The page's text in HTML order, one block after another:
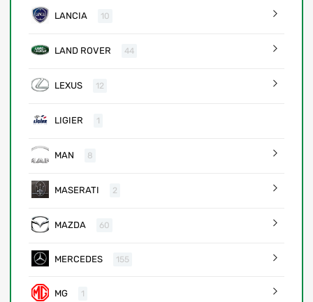
LANCIA 10
LAND ROVER 44
LEXUS 12
LIGIER 1
MAN 8
MASERATI 2
MAZDA 60
MERCEDES 155
MG 1